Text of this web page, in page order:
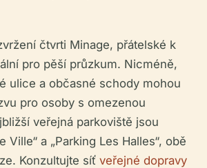
čtvrti Minage, přátelské k
pro pěší průzkum. Nicméně,
ulice a občasné schody mohou
pro osoby s omezenou
veřejná parkoviště jsou
Ville“ a „Parking Les Halles“, obě
Konzultujte síť veřejné dopravy